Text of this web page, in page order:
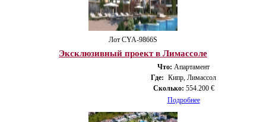
Лот CYA-9866S
Эксклюзивный проект в Лимассоле
Что: Апартамент
Где: Кипр, Лимассол
Сколько: 554.200 €
Подробнее